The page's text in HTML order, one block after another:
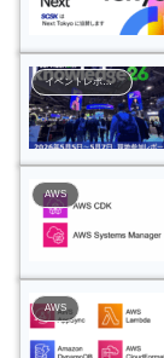
イベントレポート
AWS
AWS